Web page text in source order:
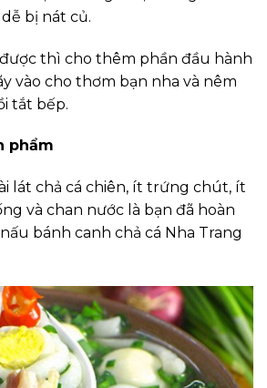
bị nát củ.
thì cho thêm phần đầu hành
vào cho thơm bạn nha và nêm
tắt bếp.
phẩm
lát chả cá chiên, ít trứng chút, ít
và chan nước là bạn đã hoàn
bánh canh chả cá Nha Trang